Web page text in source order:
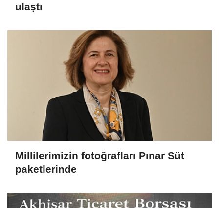
ulaştı
Millilerimizin fotoğrafları Pınar Süt
paketlerinde